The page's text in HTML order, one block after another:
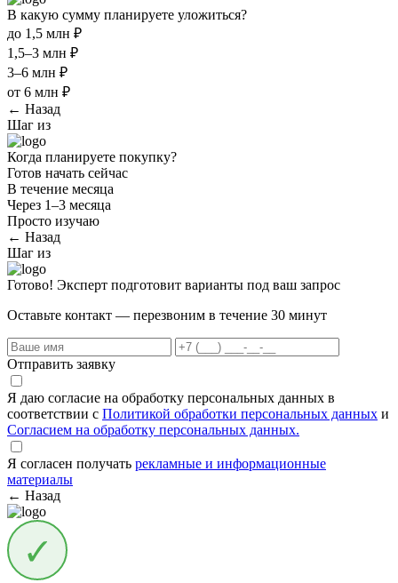
В какую сумму планируете уложиться?
до 1,5 млн ₽
1,5–3 млн ₽
3–6 млн ₽
от 6 млн ₽
← Назад
Шаг из
Когда планируете покупку?
Готов начать сейчас
В течение месяца
Через 1–3 месяца
Просто изучаю
← Назад
Шаг из
Готово! Эксперт подготовит варианты под ваш запрос
Оставьте контакт — перезвоним в течение 30 минут
Отправить заявку
Я даю согласие на обработку персональных данных в
соответствии с Политикой обработки персональных данных и
Согласием на обработку персональных данных.
Я согласен получать рекламные и информационные
материалы
← Назад